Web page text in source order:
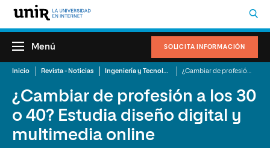
SOLICITA INFORMACIÓN
Menú
Inicio Revista - Noticias Ingeniería y Tecnología
¿Cambiar de profesión a los 30
o 40? Estudia diseño digital y
multimedia online